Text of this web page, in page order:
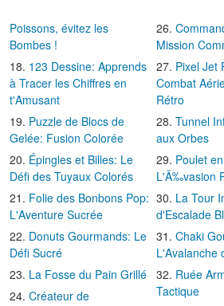
Poissons, évitez les
Bombes !
123 Dessine: Apprends
à Tracer les Chiffres en
t'Amusant
Puzzle de Blocs de
Gelée: Fusion Colorée
Épingles et Billes: Le
Défi des Tuyaux Colorés
Folie des Bonbons Pop:
L'Aventure Sucrée
Donuts Gourmands: Le
Défi Sucré
La Fosse du Pain Grillé
Créateur de
Mission
Pixel Jet
Combat
Rétro
Tunnel
aux Orbes
Poulet
L'Ã‰vasion
La Tour
d'Escalade
Chaki
L'Avalanche
Ruée
Tactique